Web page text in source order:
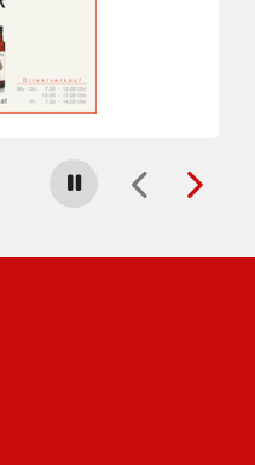
Carousel stoppen